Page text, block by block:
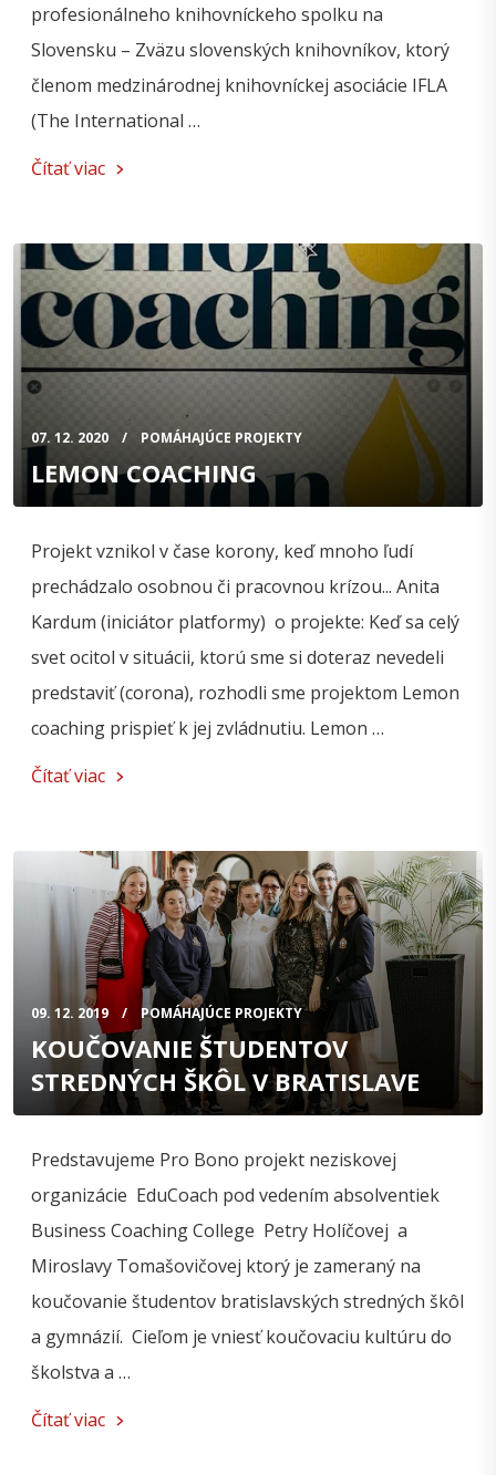
profesionálneho knihovníckeho spolku na
Slovensku – Zväzu slovenských knihovníkov, ktorý
členom medzinárodnej knihovníckej asociácie IFLA
(The International …
Čítať viac
07. 12. 2020 POMÁHAJÚCE PROJEKTY
LEMON COACHING
Projekt vznikol v čase korony, keď mnoho ľudí
prechádzalo osobnou či pracovnou krízou... Anita
Kardum (iniciátor platformy) o projekte: Keď sa celý
svet ocitol v situácii, ktorú sme si doteraz nevedeli
predstaviť (corona), rozhodli sme projektom Lemon
coaching prispieť k jej zvládnutiu. Lemon …
Čítať viac
09. 12. 2019 POMÁHAJÚCE PROJEKTY
KOUČOVANIE ŠTUDENTOV
STREDNÝCH ŠKÔL V BRATISLAVE
Predstavujeme Pro Bono projekt neziskovej
organizácie EduCoach pod vedením absolventiek
Business Coaching College Petry Holíčovej a
Miroslavy Tomašovičovej ktorý je zameraný na
koučovanie študentov bratislavských stredných škôl
a gymnázií. Cieľom je vniesť koučovaciu kultúru do
školstva a …
Čítať viac